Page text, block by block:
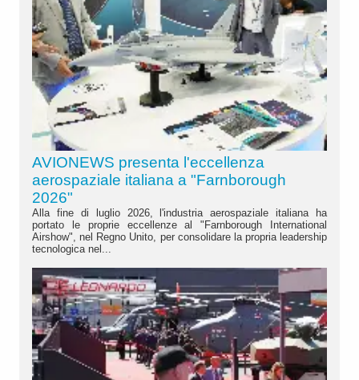
AVIONEWS presenta l'eccellenza
aerospaziale italiana a "Farnborough
2026"
Alla fine di luglio 2026, l'industria aerospaziale italiana ha
portato le proprie eccellenze al "Farnborough International
Airshow", nel Regno Unito, per consolidare la propria leadership
tecnologica nel...